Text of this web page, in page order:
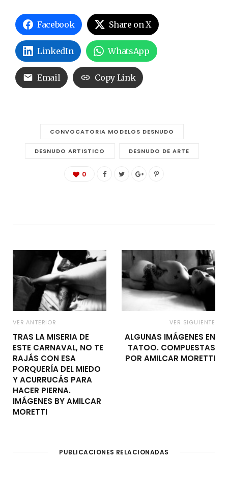
Facebook Share on X
LinkedIn WhatsApp
Email Copy Link
CONVOCATORIA MODELOS DESNUDO
DESNUDO ARTISTICO DESNUDO DE ARTE
0
VER ANTERIOR
TRAS LA MISERIA DE
ESTE CARNAVAL, NO TE
RAJÁS CON ESA
PORQUERÍA DEL MIEDO
Y ACURRUCÁS PARA
HACER PIERNA.
IMÁGENES BY AMILCAR
MORETTI
VER SIGUIENTE
ALGUNAS IMÁGENES EN
TATOO. COMPUESTAS
POR AMILCAR MORETTI
PUBLICACIONES RELACIONADAS